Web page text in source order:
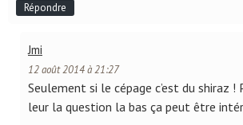
Répondre
Jmi
12 août 2014 à 21:27
Seulement si le cépage c’est du shiraz !
leur la question la bas ça peut être